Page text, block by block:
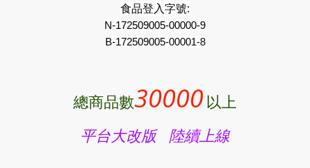
食品登入字號:
N-172509005-00000-9
B-172509005-00001-8
總商品數30000 以上
平台大改版 陸續上線